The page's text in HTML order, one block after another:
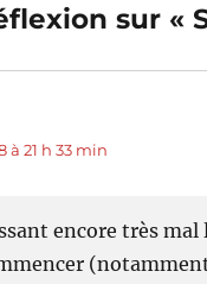
sur «
à 21 h 33 min
encore très mal